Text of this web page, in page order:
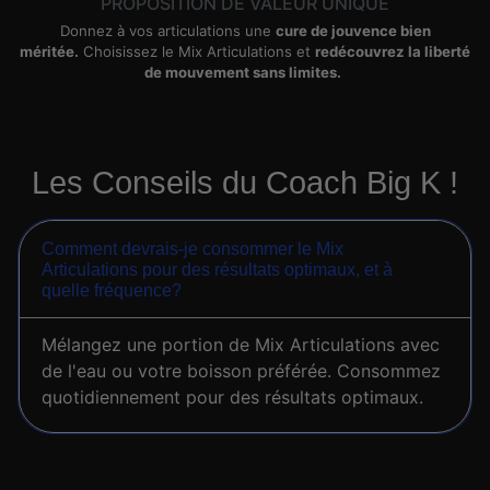
Donnez à vos articulations une cure de jouvence bien
méritée. Choisissez le Mix Articulations et redécouvrez la liberté
de mouvement sans limites.
Les Conseils du Coach Big K !
Comment devrais-je consommer le Mix
Articulations pour des résultats optimaux, et à
quelle fréquence?
Mélangez une portion de Mix Articulations avec
de l'eau ou votre boisson préférée. Consommez
quotidiennement pour des résultats optimaux.